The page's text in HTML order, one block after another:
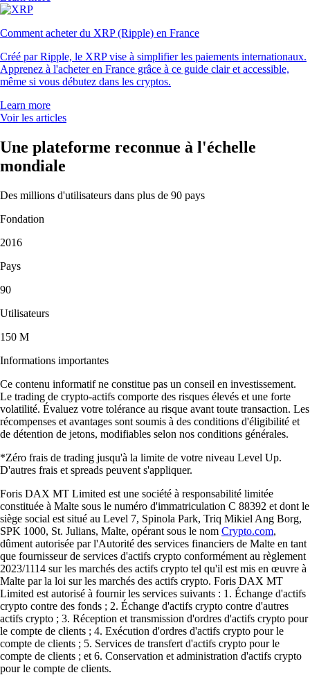
Comment acheter du XRP (Ripple) en France
Créé par Ripple, le XRP vise à simplifier les paiements internationaux.
Apprenez à l'acheter en France grâce à ce guide clair et accessible,
même si vous débutez dans les cryptos.
Learn more
Voir les articles
Une plateforme reconnue à l'échelle
mondiale
Des millions d'utilisateurs dans plus de 90 pays
Fondation
2016
Pays
90
Utilisateurs
150 M
Informations importantes
Ce contenu informatif ne constitue pas un conseil en investissement.
Le trading de crypto-actifs comporte des risques élevés et une forte
volatilité. Évaluez votre tolérance au risque avant toute transaction. Les
récompenses et avantages sont soumis à des conditions d'éligibilité et
de détention de jetons, modifiables selon nos conditions générales.
*Zéro frais de trading jusqu'à la limite de votre niveau Level Up.
D'autres frais et spreads peuvent s'appliquer.
Foris DAX MT Limited est une société à responsabilité limitée
constituée à Malte sous le numéro d'immatriculation C 88392 et dont le
siège social est situé au Level 7, Spinola Park, Triq Mikiel Ang Borg,
SPK 1000, St. Julians, Malte, opérant sous le nom Crypto.com,
dûment autorisée par l'Autorité des services financiers de Malte en tant
que fournisseur de services d'actifs crypto conformément au règlement
2023/1114 sur les marchés des actifs crypto tel qu'il est mis en œuvre à
Malte par la loi sur les marchés des actifs crypto. Foris DAX MT
Limited est autorisé à fournir les services suivants : 1. Échange d'actifs
crypto contre des fonds ; 2. Échange d'actifs crypto contre d'autres
actifs crypto ; 3. Réception et transmission d'ordres d'actifs crypto pour
le compte de clients ; 4. Exécution d'ordres d'actifs crypto pour le
compte de clients ; 5. Services de transfert d'actifs crypto pour le
compte de clients ; et 6. Conservation et administration d'actifs crypto
pour le compte de clients.